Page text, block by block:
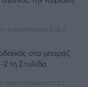
- ΕΝΗΜΕΡΏΘΗΚΕ ΣΤΙΣ 2
στα μπαράζ
τη Στυλίδα
- ΕΝΗΜΕΡΏΘΗΚΕ ΣΤΙΣ 2